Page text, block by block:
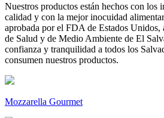
Nuestros productos están hechos con los
calidad y con la mejor inocuidad
aprobada por el FDA de Estados
de Salud y de Medio Ambiente de El
confianza y tranquilidad a todos los
consumen nuestros productos.
Mozzarella Gourmet